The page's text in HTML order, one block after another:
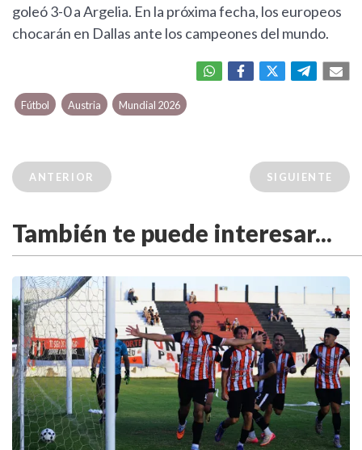
goleó 3-0 a Argelia. En la próxima fecha, los europeos
chocarán en Dallas ante los campeones del mundo.
Fútbol Austria Mundial 2026
ANTERIOR SIGUIENTE
También te puede interesar...